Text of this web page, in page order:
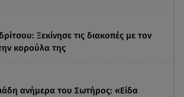
Ξεκίνησε τις διακοπές με τον
κορούλα της
ανήμερα του Σωτήρος: «Είδα